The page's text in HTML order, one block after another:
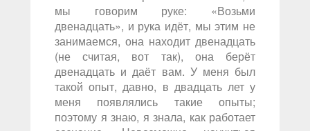
мы говорим руке: «Возьми
двенадцать», и рука идёт, мы этим не
занимаемся, она находит двенадцать
(не считая, вот так), она берёт
двенадцать и даёт вам. У меня был
такой опыт, давно, в двадцать лет у
меня появлялись такие опыты;
поэтому я знаю, я знала, как работает